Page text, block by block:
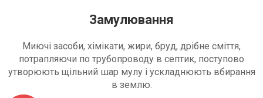
Замулювання
Миючі засоби, хімікати, жири, бруд, дрібне сміття,
потрапляючи по трубопроводу в септик, поступово
утворюють щільний шар мулу і ускладнюють вбирання
в землю.